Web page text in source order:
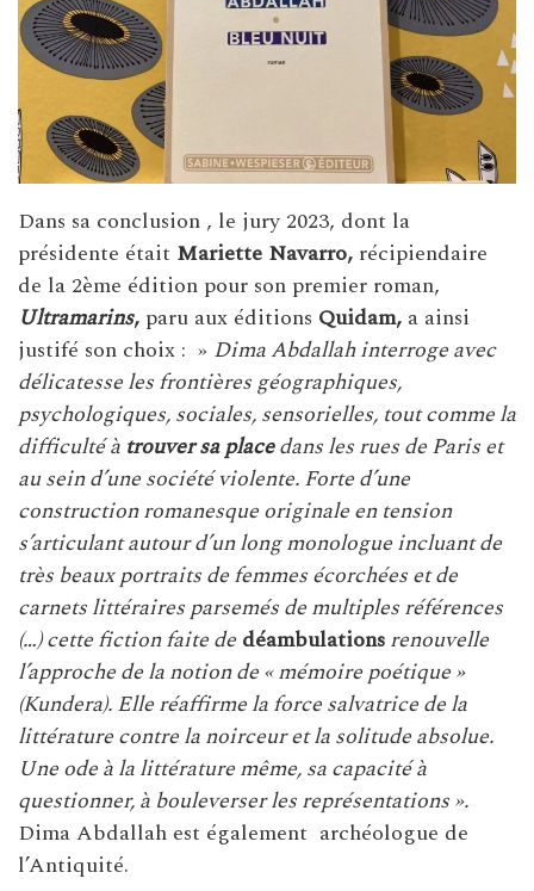
Dans sa conclusion , le jury 2023, dont la
présidente était Mariette Navarro, récipiendaire
de la 2ème édition pour son premier roman,
Ultramarins, paru aux éditions Quidam, a ainsi
justifé son choix : » Dima Abdallah interroge avec
délicatesse les frontières géographiques,
psychologiques, sociales, sensorielles, tout comme la
difficulté à trouver sa placedans les rues de Paris et
au sein d’une société violente. Forte d’une
construction romanesque originale en tension
s’articulant autour d’un long monologue incluant de
très beaux portraits de femmes écorchées et de
carnets littéraires parsemés de multiples références
(…) cette fiction faite de déambulationsrenouvelle
l’approche de la notion de « mémoire poétique »
(Kundera). Elle réaffirme la force salvatrice de la
littérature contre la noirceur et la solitude absolue.
Une ode à la littérature même, sa capacité à
questionner, à bouleverser les représentations ».
Dima Abdallah est également archéologue de
l’Antiquité.